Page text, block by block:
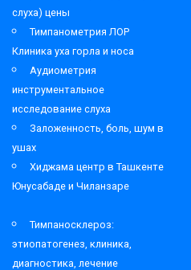
слуха) цены
Тимпанометрия ЛОР
Клиника уха горла и носа
Аудиометрия
инструментальное
исследование слуха
Заложенность, боль, шум в
ушах
Хиджама центр в Ташкенте
Юнусабаде и Чиланзаре
Тимпаносклероз:
этиопатогенез, клиника,
диагностика, лечение